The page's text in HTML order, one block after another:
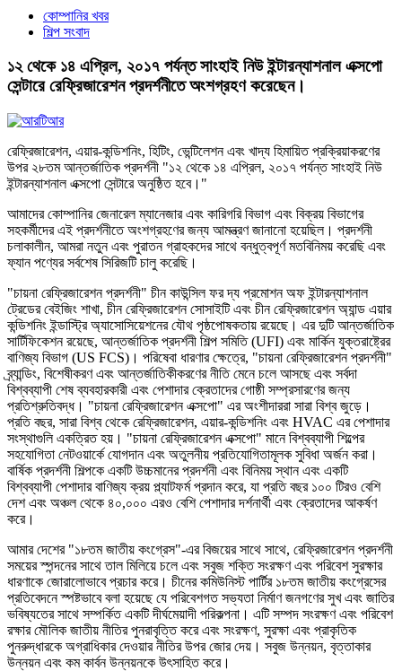
কোম্পানির খবর
শিল্প সংবাদ
১২ থেকে ১৪ এপ্রিল, ২০১৭ পর্যন্ত সাংহাই নিউ ইন্টারন্যাশনাল এক্সপো
সেন্টারে রেফ্রিজারেশন প্রদর্শনীতে অংশগ্রহণ করেছেন।
রেফ্রিজারেশন, এয়ার-কন্ডিশনিং, হিটিং, ভেন্টিলেশন এবং খাদ্য হিমায়িত প্রক্রিয়াকরণের
উপর ২৮তম আন্তর্জাতিক প্রদর্শনী "১২ থেকে ১৪ এপ্রিল, ২০১৭ পর্যন্ত সাংহাই নিউ
ইন্টারন্যাশনাল এক্সপো সেন্টারে অনুষ্ঠিত হবে।"
আমাদের কোম্পানির জেনারেল ম্যানেজার এবং কারিগরি বিভাগ এবং বিক্রয় বিভাগের
সহকর্মীদের এই প্রদর্শনীতে অংশগ্রহণের জন্য আমন্ত্রণ জানানো হয়েছিল। প্রদর্শনী
চলাকালীন, আমরা নতুন এবং পুরাতন গ্রাহকদের সাথে বন্ধুত্বপূর্ণ মতবিনিময় করেছি এবং
ফ্যান পণ্যের সর্বশেষ সিরিজটি চালু করেছি।
"চায়না রেফ্রিজারেশন প্রদর্শনী" চীন কাউন্সিল ফর দ্য প্রমোশন অফ ইন্টারন্যাশনাল
ট্রেডের বেইজিং শাখা, চীন রেফ্রিজারেশন সোসাইটি এবং চীন রেফ্রিজারেশন অ্যান্ড এয়ার
কন্ডিশনিং ইন্ডাস্ট্রি অ্যাসোসিয়েশনের যৌথ পৃষ্ঠপোষকতায় রয়েছে। এর দুটি আন্তর্জাতিক
সার্টিফিকেশন রয়েছে, আন্তর্জাতিক প্রদর্শনী শিল্প সমিতি (UFI) এবং মার্কিন যুক্তরাষ্ট্রের
বাণিজ্য বিভাগ (US FCS)। পরিষেবা ধারণার ক্ষেত্রে, "চায়না রেফ্রিজারেশন প্রদর্শনী"
ব্র্যান্ডিং, বিশেষীকরণ এবং আন্তর্জাতিকীকরণের নীতি মেনে চলে আসছে এবং সর্বদা
বিশ্বব্যাপী শেষ ব্যবহারকারী এবং পেশাদার ক্রেতাদের গোষ্ঠী সম্প্রসারণের জন্য
প্রতিশ্রুতিবদ্ধ। "চায়না রেফ্রিজারেশন এক্সপো" এর অংশীদাররা সারা বিশ্ব জুড়ে।
প্রতি বছর, সারা বিশ্ব থেকে রেফ্রিজারেশন, এয়ার-কন্ডিশনিং এবং HVAC এর পেশাদার
সংস্থাগুলি একত্রিত হয়। "চায়না রেফ্রিজারেশন এক্সপো" মানে বিশ্বব্যাপী শিল্পের
সহযোগিতা নেটওয়ার্কে যোগদান এবং অতুলনীয় প্রতিযোগিতামূলক সুবিধা অর্জন করা।
বার্ষিক প্রদর্শনী শিল্পকে একটি উচ্চমানের প্রদর্শনী এবং বিনিময় স্থান এবং একটি
বিশ্বব্যাপী পেশাদার বাণিজ্য ক্রয় প্ল্যাটফর্ম প্রদান করে, যা প্রতি বছর ১০০ টিরও বেশি
দেশ এবং অঞ্চল থেকে ৪০,০০০ এরও বেশি পেশাদার দর্শনার্থী এবং ক্রেতাদের আকর্ষণ
করে।
আমার দেশের "১৮তম জাতীয় কংগ্রেস"-এর বিজয়ের সাথে সাথে, রেফ্রিজারেশন প্রদর্শনী
সময়ের স্পন্দনের সাথে তাল মিলিয়ে চলে এবং সবুজ শক্তি সংরক্ষণ এবং পরিবেশ সুরক্ষার
ধারণাকে জোরালোভাবে প্রচার করে। চীনের কমিউনিস্ট পার্টির ১৮তম জাতীয় কংগ্রেসের
প্রতিবেদনে স্পষ্টভাবে বলা হয়েছে যে পরিবেশগত সভ্যতা নির্মাণ জনগণের সুখ এবং জাতির
ভবিষ্যতের সাথে সম্পর্কিত একটি দীর্ঘমেয়াদী পরিকল্পনা। এটি সম্পদ সংরক্ষণ এবং পরিবেশ
রক্ষার মৌলিক জাতীয় নীতির পুনরাবৃত্তি করে এবং সংরক্ষণ, সুরক্ষা এবং প্রাকৃতিক
পুনরুদ্ধারকে অগ্রাধিকার দেওয়ার নীতির উপর জোর দেয়। সবুজ উন্নয়ন, বৃত্তাকার
উন্নয়ন এবং কম কার্বন উন্নয়নকে উৎসাহিত করে।